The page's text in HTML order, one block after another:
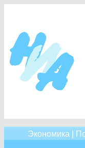
Экономика